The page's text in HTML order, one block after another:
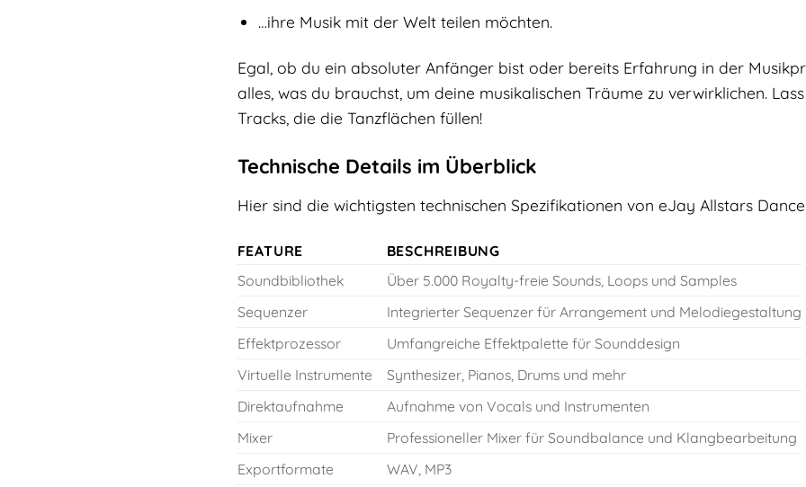
…ihre Musik mit der Welt teilen möchten.
Egal, ob du ein absoluter Anfänger bist oder bereits Erfahrung in der
alles, was du brauchst, um deine musikalischen Träume zu verwirklichen.
Tracks, die die Tanzflächen füllen!
Technische Details im Überblick
Hier sind die wichtigsten technischen Spezifikationen von eJay Allstars
FEATURE
BESCHREIBUNG
Soundbibliothek
Über 5.000 Royalty-freie Sounds, Loops und Samples
Sequenzer
Integrierter Sequenzer für Arrangement und Melodiegestaltung
Effektprozessor
Umfangreiche Effektpalette für Sounddesign
Virtuelle Instrumente
Synthesizer, Pianos, Drums und mehr
Direktaufnahme
Aufnahme von Vocals und Instrumenten
Mixer
Professioneller Mixer für Soundbalance und Klangbearbeitung
Exportformate
WAV, MP3